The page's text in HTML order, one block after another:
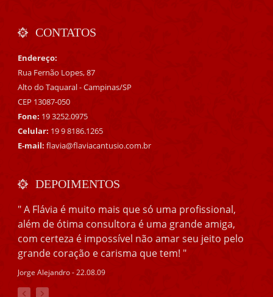
CONTATOS
Endereço:
Rua Fernão Lopes, 87
Alto do Taquaral - Campinas/SP
CEP 13087-050
Fone: 19 3252.0975
Celular: 19 9 8186.1265
E-mail: flavia@flaviacantusio.com.br
DEPOIMENTOS
" A Flávia é muito mais que só uma profissional,
além de ótima consultora é uma grande amiga,
com certeza é impossível não amar seu jeito pelo
grande coração e carisma que tem! "
Jorge Alejandro - 22.08.09